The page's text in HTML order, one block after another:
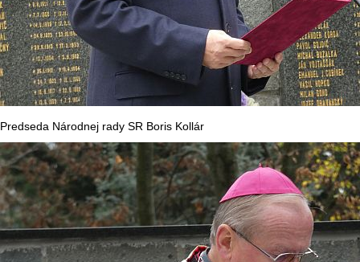
Predseda Národnej rady SR Boris Kollár